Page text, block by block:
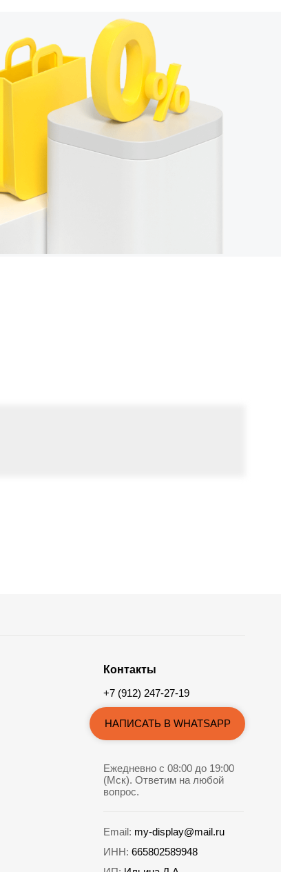
Контакты
+7 (912) 247-27-19
НАПИСАТЬ В WHATSAPP
Ежедневно с 08:00 до 19:00
(Мск). Ответим на любой
вопрос.
Email: my-display@mail.ru
ИНН: 665802589948